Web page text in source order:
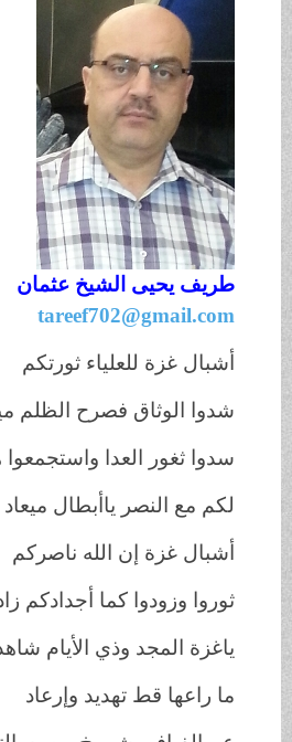
طريف يحيى الشيخ عثمان
tareef702@gmail.com
أشبال غزة للعلياء ثورتكم
شدوا الوثاق فصرح الظلم مياد
سدوا ثغور العدا واستجمعوا
لكم مع النصر ياأبطال ميعاد
أشبال غزة إن الله ناصركم
ثوروا وزودوا كما أجدادكم زادوا
ياغزة المجد وذي الأيام شاهدة
ما راعها قط تهديد وإرعاد